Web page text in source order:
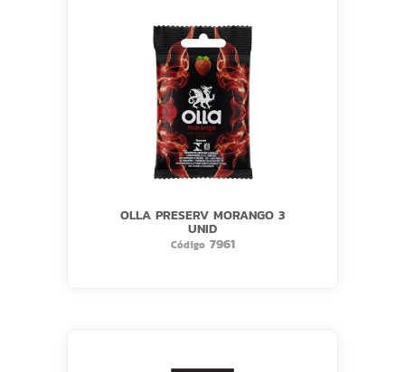
OLLA PRESERV MORANGO 3
UNID
Código7961